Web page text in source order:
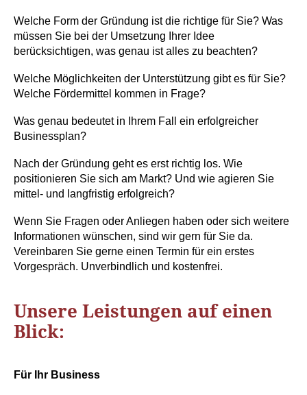
Welche Form der Gründung ist die richtige für Sie? Was
müssen Sie bei der Umsetzung Ihrer Idee
berücksichtigen, was genau ist alles zu beachten?
Welche Möglichkeiten der Unterstützung gibt es für Sie?
Welche Fördermittel kommen in Frage?
Was genau bedeutet in Ihrem Fall ein erfolgreicher
Businessplan?
Nach der Gründung geht es erst richtig los. Wie
positionieren Sie sich am Markt? Und wie agieren Sie
mittel- und langfristig erfolgreich?
Wenn Sie Fragen oder Anliegen haben oder sich weitere
Informationen wünschen, sind wir gern für Sie da.
Vereinbaren Sie gerne einen Termin für ein erstes
Vorgespräch. Unverbindlich und kostenfrei.
Unsere Leistungen auf einen
Blick:
Für Ihr Business